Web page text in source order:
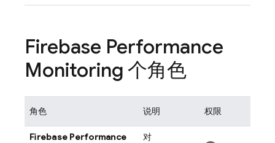
Firebase Performance
Monitoring 个角色
角色 说明 权限
Firebase Performance
对